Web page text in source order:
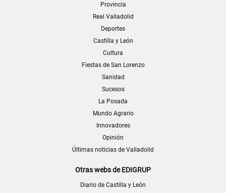
Provincia
Real Valladolid
Deportes
Castilla y León
Cultura
Fiestas de San Lorenzo
Sanidad
Sucesos
La Posada
Mundo Agrario
Innovadores
Opinión
Últimas noticias de Valladolid
Otras webs de EDIGRUP
Diario de Castilla y León